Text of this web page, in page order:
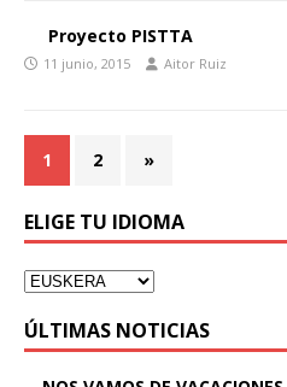
Proyecto PISTTA
11 junio, 2015 Aitor Ruiz
1 2 »
ELIGE TU IDIOMA
ÚLTIMAS NOTICIAS